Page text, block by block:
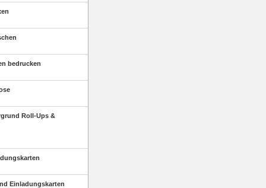
bedrucken
Roll-Ups &
Einladungskarten